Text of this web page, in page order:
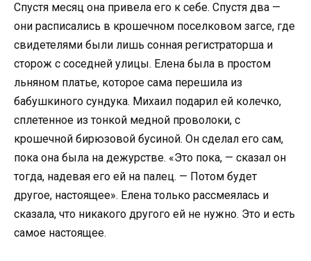
Спустя месяц она привела его к себе. Спустя два —
они расписались в крошечном поселковом загсе, где
свидетелями были лишь сонная регистраторша и
сторож с соседней улицы. Елена была в простом
льняном платье, которое сама перешила из
бабушкиного сундука. Михаил подарил ей колечко,
сплетенное из тонкой медной проволоки, с
крошечной бирюзовой бусиной. Он сделал его сам,
пока она была на дежурстве. «Это пока, — сказал он
тогда, надевая его ей на палец. — Потом будет
другое, настоящее». Елена только рассмеялась и
сказала, что никакого другого ей не нужно. Это и есть
самое настоящее.